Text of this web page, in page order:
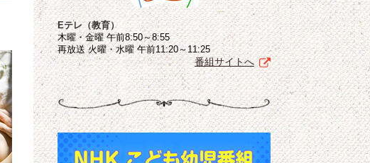
Eテレ（教育）
木曜・金曜 午前8:50～8:55
再放送 火曜・水曜 午前11:20～11:25
番組サイトへ